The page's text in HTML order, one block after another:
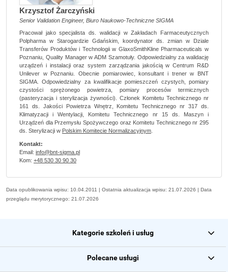
Krzysztof Żarczyński
Senior Validation Engineer, Biuro Naukowo-Techniczne SIGMA
Pracował jako specjalista ds. walidacji w Zakładach Farmaceutycznych
Polpharma w Starogardzie Gdańskim, koordynator ds. zmian w Dziale
Transferów Produktów i Technologii w GlaxoSmithKline Pharmaceuticals w
Poznaniu, Quality Manager w ADM Szamotuły. Odpowiedzialny za walidację
urządzeń i instalacji oraz system zarządzania jakością w Centrum R&D
Unilever w Poznaniu. Obecnie pomiarowiec, konsultant i trener w BNT
SIGMA. Odpowiedzialny za kwalifikacje pomieszczeń czystych, pomiary
czystości sprężonego powietrza, pomiary procesów termicznych
(pasteryzacja i sterylizacja żywności). Członek Komitetu Technicznego nr
161 ds. Jakości Powietrza Wnętrz, Komitetu Technicznego nr 317 ds.
Klimatyzacji i Wentylacji, Komitetu Technicznego nr 15 ds. Maszyn i
Urządzeń dla Przemysłu Spożywczego oraz Komitetu Technicznego nr 295
ds. Sterylizacji w Polskim Komitecie Normalizacyjnym
Kontakt:
Email: info@bnt-sigma.pl
Kom: +48 530 30 90 30
Data opublikowania wpisu: 10.04.2011 | Ostatnia aktualizacja wpisu: 21.07.2026 | Data
przeglądu merytorycznego: 21.07.2026
Kategorie szkoleń i usług
Polecane usługi